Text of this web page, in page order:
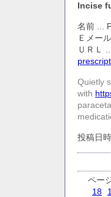
Incise
名前 ...
Ｅメー
ＵＲＬ ...
Quietly
with
投稿日
ペー
18